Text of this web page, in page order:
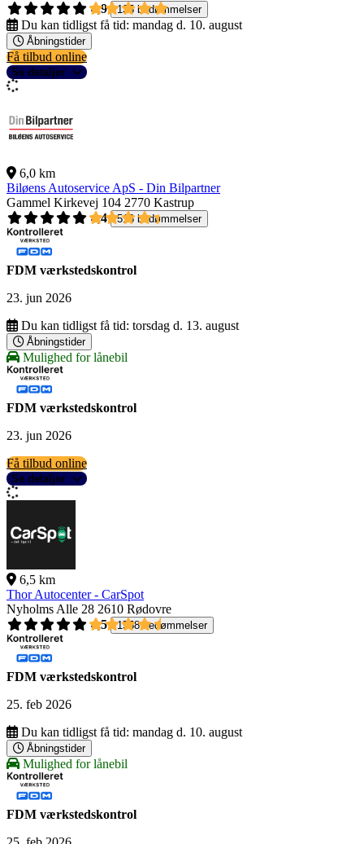
4,9
135 bedømmelser
Du kan tidligst få tid: mandag d. 10. august
Åbningstider
Få tilbud online
Se detaljer
6,0 km
Biløens Autoservice ApS - Din Bilpartner
Gammel Kirkevej 104 2770 Kastrup
4,4
518 bedømmelser
FDM værkstedskontrol
23. jun 2026
Du kan tidligst få tid: torsdag d. 13. august
Åbningstider
Mulighed for lånebil
FDM værkstedskontrol
23. jun 2026
Få tilbud online
Se detaljer
6,5 km
Thor Autocenter - CarSpot
Nyholms Alle 28 2610 Rødovre
4,5
1558 bedømmelser
FDM værkstedskontrol
25. feb 2026
Du kan tidligst få tid: mandag d. 10. august
Åbningstider
Mulighed for lånebil
FDM værkstedskontrol